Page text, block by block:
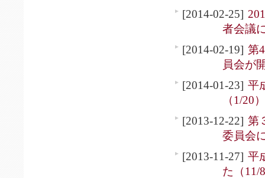
[2014-02-25]
者会議
[2014-02-19] 第
員会が
[2014-01-23] 平
（1/20）
[2013-12-22] 第
委員会
[2013-11-27] 平
た（11/